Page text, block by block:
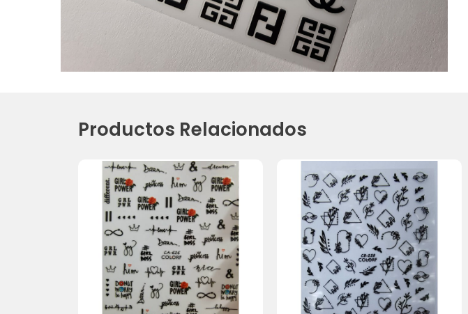
Productos Relacionados